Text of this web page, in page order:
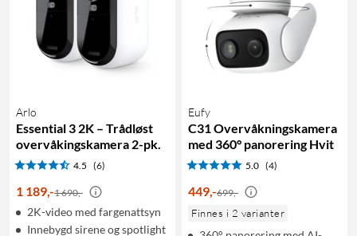
Arlo
Essential 3 2K – Trådløst
overvåkingskamera 2-pk.
4.5 (6)
1 189,-1 690,-
2K-video med fargenattsyn
Innebygd sirene og spotlight
Eufy
C31 Overvåkningskamera
med 360° panorering Hvit
5.0 (4)
449,-699,-
Finnes i 2 varianter